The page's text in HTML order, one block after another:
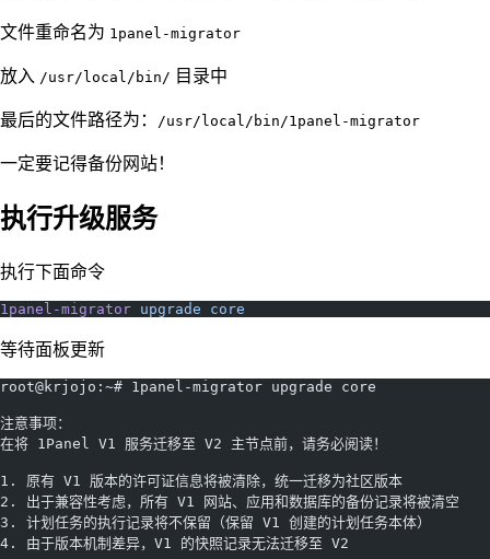
文件重命名为 1panel-migrator
放入 /usr/local/bin/ 目录中
最后的文件路径为： /usr/local/bin/1panel-migrator
一定要记得备份网站！
执行升级服务
执行下面命令
1panel-migrator upgrade core
等待面板更新
root@krjojo:~# 1panel-migrator upgrade core
注意事项：
在将 1Panel V1 服务迁移至 V2 主节点前，请务必阅读！
1. 原有 V1 版本的许可证信息将被清除，统一迁移为社区版本
2. 出于兼容性考虑，所有 V1 网站、应用和数据库的备份记录将被清空
3. 计划任务的执行记录将不保留（保留 V1 创建的计划任务本体）
4. 由于版本机制差异，V1 的快照记录无法迁移至 V2